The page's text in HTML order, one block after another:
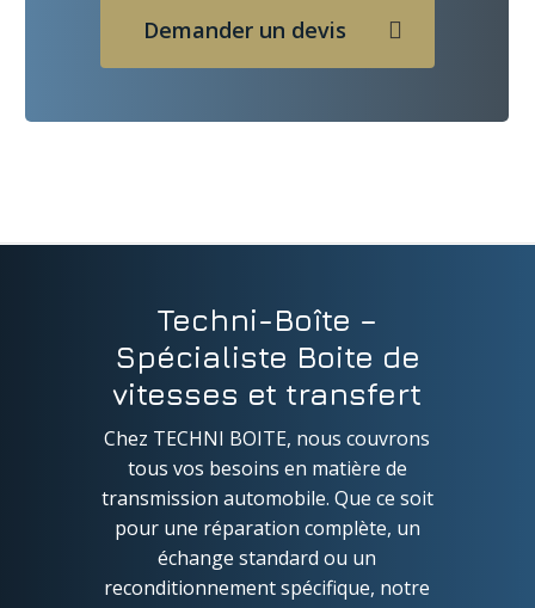
Demander un devis
Techni-Boîte –
Spécialiste Boite de
vitesses et transfert
Chez TECHNI BOITE, nous couvrons
tous vos besoins en matière de
transmission automobile. Que ce soit
pour une réparation complète, un
échange standard ou un
reconditionnement spécifique, notre